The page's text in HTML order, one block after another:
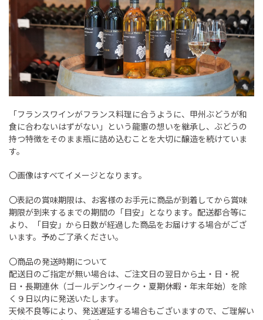
「フランスワインがフランス料理に合うように、甲州ぶどうが和
食に合わないはずがない」という龍憲の想いを継承し、ぶどうの
持つ特徴をそのまま瓶に詰め込むことを大切に醸造を続けていま
す。
〇画像はすべてイメージとなります。
〇表記の賞味期限は、お客様のお手元に商品が到着してから賞味
期限が到来するまでの期間の「目安」となります。配送都合等に
より、「目安」から日数が経過した商品をお届けする場合がござ
います。予めご了承ください。
〇商品の発送時期について
配送日のご指定が無い場合は、ご注文日の翌日から土・日・祝
日・長期連休（ゴールデンウィーク・夏期休暇・年末年始）を除
く９日以内に発送いたします。
天候不良等により、発送遅延する場合もございますので、ご理解い